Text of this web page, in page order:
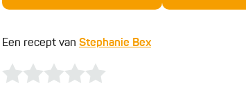
Een recept van Stephanie Bex